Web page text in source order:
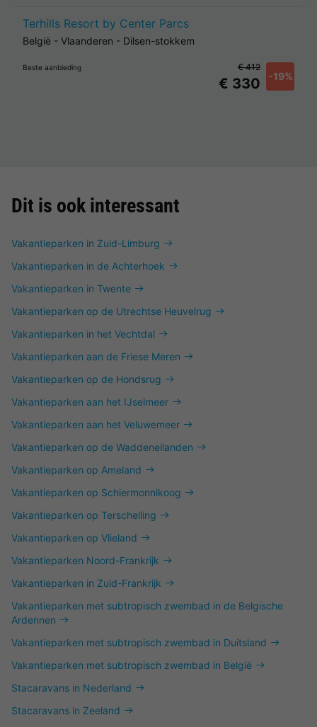
Terhills Resort by Center Parcs
België - Vlaanderen - Dilsen-stokkem
Beste aanbieding
€ 330 -19%
€ 412
Dit is ook interessant
Vakantieparken in Zuid-Limburg
Vakantieparken in de Achterhoek
Vakantieparken in Twente
Vakantieparken op de Utrechtse Heuvelrug
Vakantieparken in het Vechtdal
Vakantieparken aan de Friese Meren
Vakantieparken op de Hondsrug
Vakantieparken aan het IJselmeer
Vakantieparken aan het Veluwemeer
Vakantieparken op de Waddeneilanden
Vakantieparken op Ameland
Vakantieparken op Schiermonnikoog
Vakantieparken op Terschelling
Vakantieparken op Vlieland
Vakantieparken Noord-Frankrijk
Vakantieparken in Zuid-Frankrijk
Vakantieparken met subtropisch zwembad in de Belgische
Ardennen
Vakantieparken met subtropisch zwembad in Duitsland
Vakantieparken met subtropisch zwembad in België
Stacaravans in Nederland
Stacaravans in Zeeland